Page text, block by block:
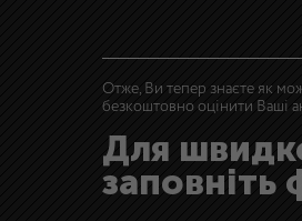
Отже, Ви тепер знаєте як
безкоштовно оцінити Ваші
Для
заповніть